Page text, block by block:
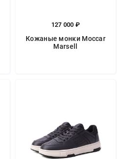
127 000 ₽
Кожаные монки Moccar
Marsell